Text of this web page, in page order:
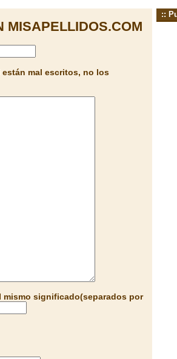
MISAPELLIDOS.COM
mal escritos, no los
mismo significado(separados por
::